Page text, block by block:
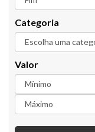
Categoria
Valor